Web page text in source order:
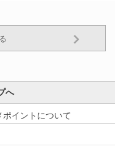
へ
ポイントについて